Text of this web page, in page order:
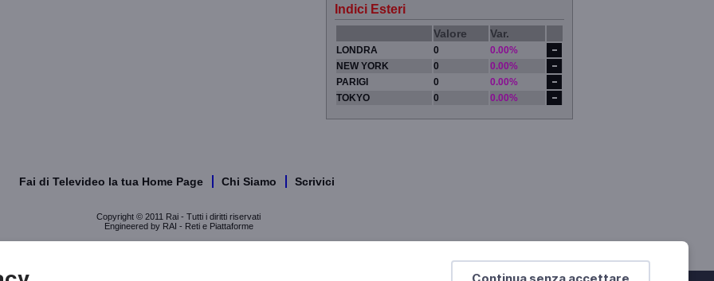
Continua senza accettare
Indici Esteri
Valore Var.
LONDRA 0
0.00%
NEW YORK
0
0.00%
PARIGI
0
0.00%
TOKYO
0 0.00%
Fai di Televideo la tua Home Page Chi Siamo Scrivici
Copyright © 2011 Rai - Tutti i diritti riservati
Engineered by RAI - Reti e Piattaforme